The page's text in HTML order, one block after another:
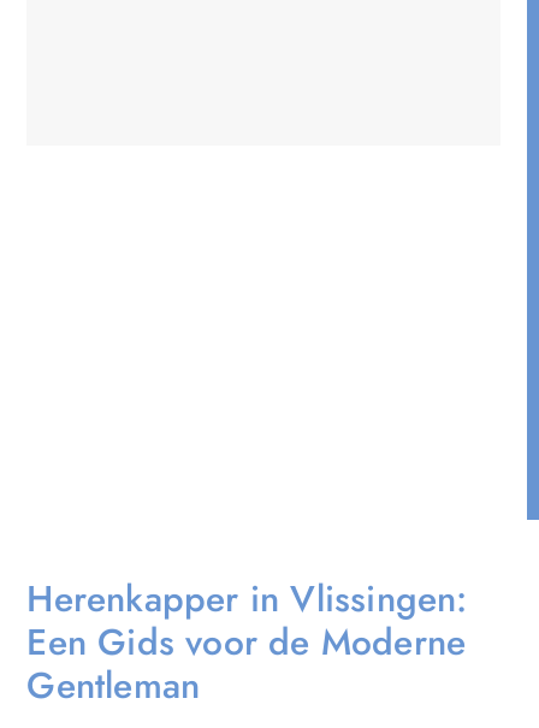
Herenkapper in Vlissingen:
Een Gids voor de Moderne
Gentleman